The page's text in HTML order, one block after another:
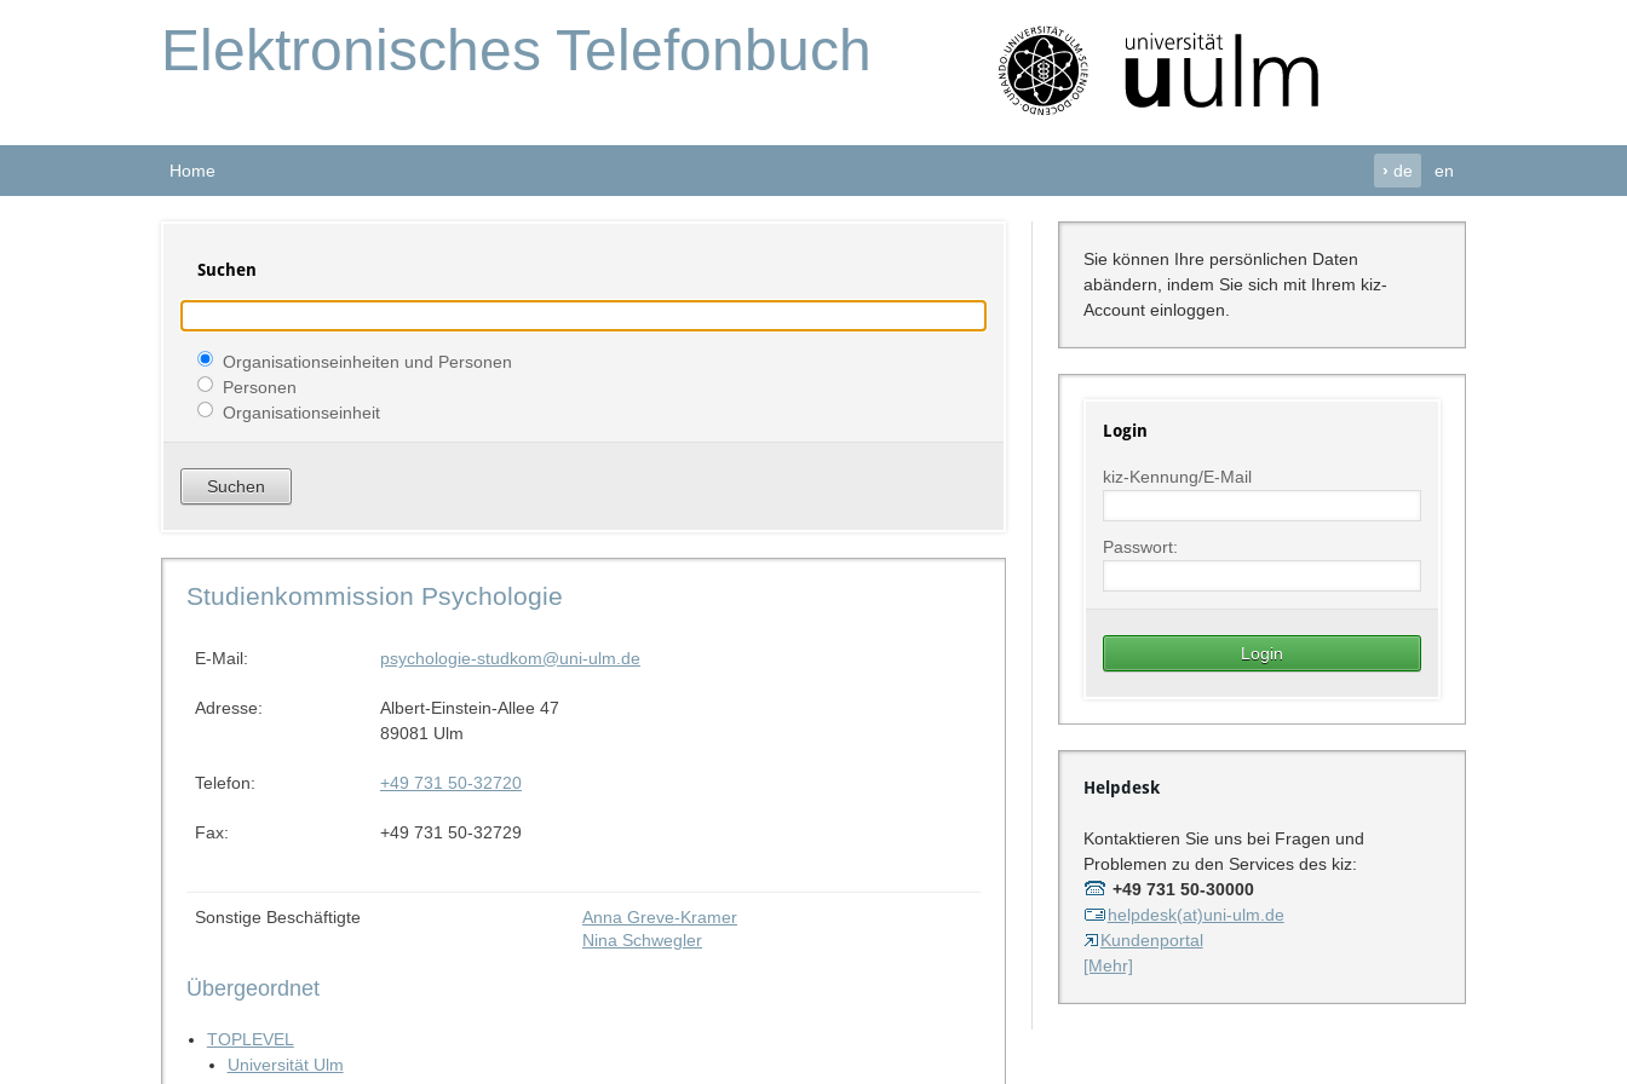
Elektronisches Telefonbuch
Home › de en
Suchen
Organisationseinheiten und Personen
Personen
Organisationseinheit
Studienkommission Psychologie
E-Mail: psychologie-studkom@uni-ulm.de
Adresse:
Albert-Einstein-Allee 47
89081 Ulm
Telefon: +49 731 50-32720
Fax: +49 731 50-32729
Sonstige Beschäftigte
Anna Greve-Kramer
Nina Schwegler
Übergeordnet
TOPLEVEL
Universität Ulm
Sie können Ihre persönlichen Daten
abändern, indem Sie sich mit Ihrem kiz-
Account einloggen.
Login
kiz-Kennung/E-Mail
Passwort:
Helpdesk
Kontaktieren Sie uns bei Fragen und
Problemen zu den Services des kiz:
+49 731 50-30000
helpdesk(at)uni-ulm.de
Kundenportal
[Mehr]